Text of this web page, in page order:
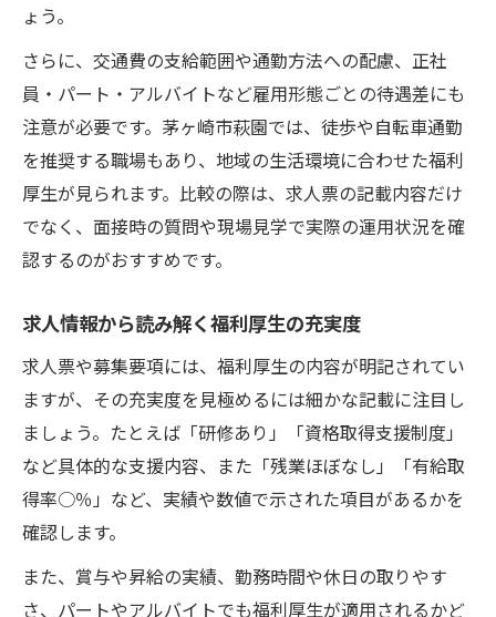
ょう。
さらに、交通費の支給範囲や通勤方法への配慮、正社
員・パート・アルバイトなど雇用形態ごとの待遇差にも
注意が必要です。茅ヶ崎市萩園では、徒歩や自転車通勤
を推奨する職場もあり、地域の生活環境に合わせた福利
厚生が見られます。比較の際は、求人票の記載内容だけ
でなく、面接時の質問や現場見学で実際の運用状況を確
認するのがおすすめです。
求人情報から読み解く福利厚生の充実度
求人票や募集要項には、福利厚生の内容が明記されてい
ますが、その充実度を見極めるには細かな記載に注目し
ましょう。たとえば「研修あり」「資格取得支援制度」
など具体的な支援内容、また「残業ほぼなし」「有給取
得率○％」など、実績や数値で示された項目があるかを
確認します。
また、賞与や昇給の実績、勤務時間や休日の取りやす
さ、パートやアルバイトでも福利厚生が適用されるかど